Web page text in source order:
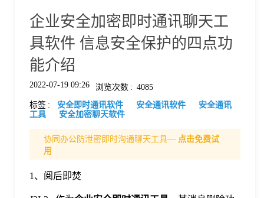
价
格
企业安全加密即时通讯聊天工
具软件 信息安全保护的四点功
能介绍
2022-07-19 09:26 浏览次数 : 4085
标签 : 安全即时通讯软件 安全通讯软件
安全通讯
工具
安全加密聊天软件
协同办公防泄密即时沟通聊天工具— 点击免费试
用
1、阅后即焚